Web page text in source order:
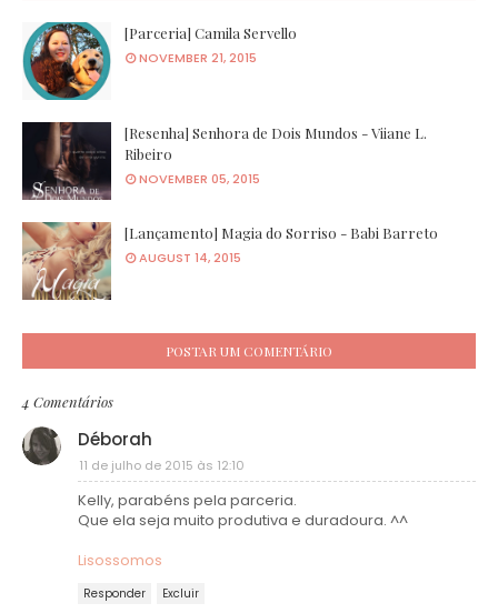
[Parceria] Camila Servello
NOVEMBER 21, 2015
[Resenha] Senhora de Dois Mundos - Viiane L.
Ribeiro
NOVEMBER 05, 2015
[Lançamento] Magia do Sorriso - Babi Barreto
AUGUST 14, 2015
POSTAR UM COMENTÁRIO
4 Comentários
Déborah
11 de julho de 2015 às 12:10
Kelly, parabéns pela parceria.
Que ela seja muito produtiva e duradoura. ^^
Lisossomos
Responder Excluir